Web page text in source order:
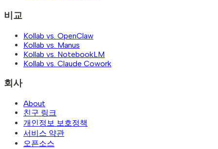
비교
Kollab vs. OpenClaw
Kollab vs. Manus
Kollab vs. NotebookLM
Kollab vs. Claude Cowork
회사
About
친구 링크
개인정보 보호정책
서비스 약관
오픈소스